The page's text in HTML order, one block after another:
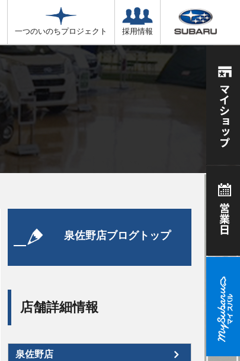
一つのいのちプロジェクト 採用情報
泉佐野店ブログトップ
店舗詳細情報
泉佐野店